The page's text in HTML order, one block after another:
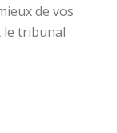
de vos
le tribunal